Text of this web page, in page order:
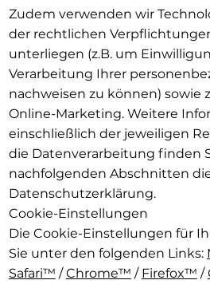
Zudem verwenden wir
der rechtlichen
unterliegen (z.B. um
Verarbeitung Ihrer
nachweisen zu können) sowie
Online-Marketing. Weitere
einschließlich der jeweiligen
die Datenverarbeitung finden
nachfolgenden Abschnitten
Datenschutzerklärung.
Cookie-Einstellungen
Die Cookie-Einstellungen für
Sie unter den folgenden Links:
Safari™ /Chrome™ / Firefox™ /